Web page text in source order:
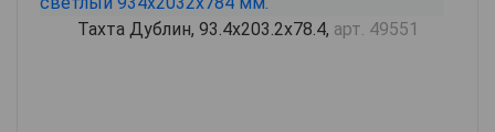
Тахта Дублин, 93.4х203.2х78.4, арт. 49551